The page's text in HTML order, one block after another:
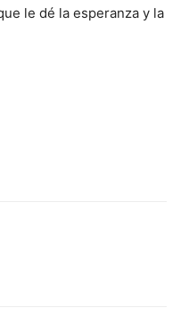
le dé la esperanza y la